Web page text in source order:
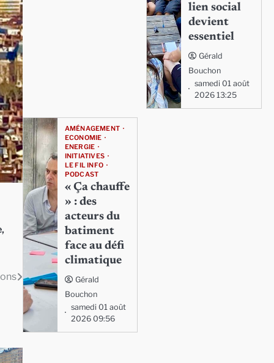
,
lien social
devient
essentiel
Gérald
Bouchon
samedi 01 août
2026 13:25
AMÉNAGEMENT
ECONOMIE
ENERGIE
INITIATIVES
LE FIL INFO
PODCAST
« Ça chauffe
» : des
acteurs du
batiment
face au défi
climatique
Gérald
Bouchon
samedi 01 août
2026 09:56